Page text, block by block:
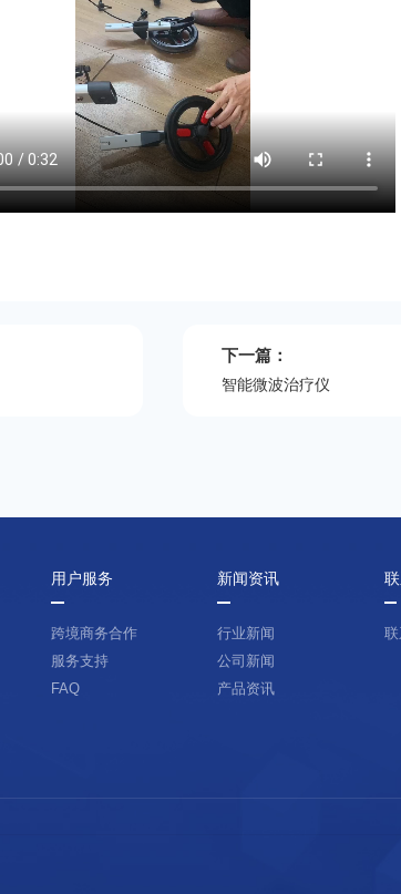
下一篇：
智能微波治疗仪
用户服务
跨境商务合作
服务支持
FAQ
新闻资讯
行业新闻
公司新闻
产品资讯